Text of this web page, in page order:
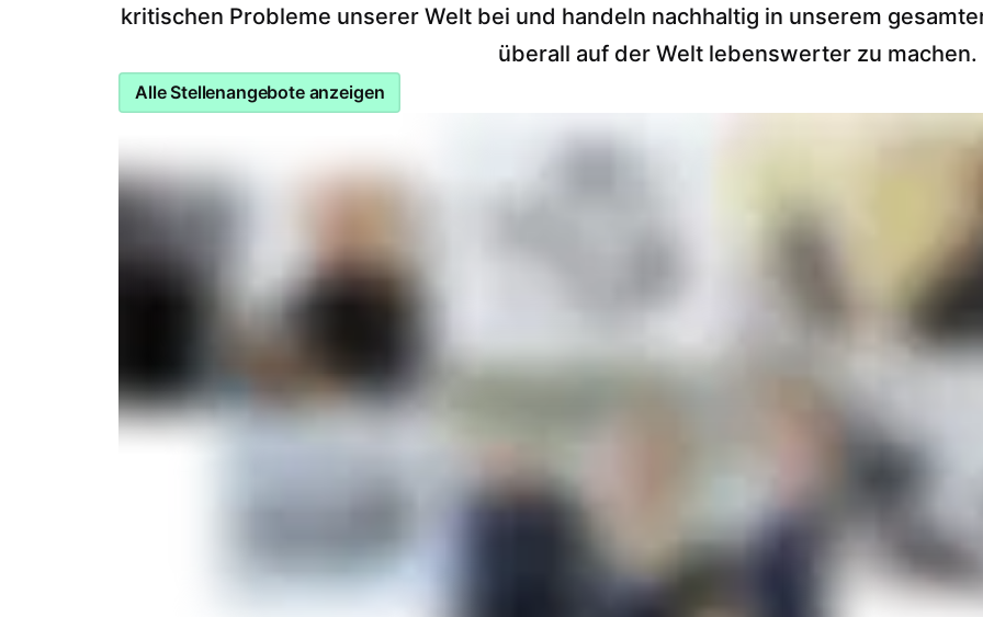
kritischen Probleme unserer Welt bei und handeln nachhaltig in unserem
überall auf der Welt lebenswerter zu machen.
Alle Stellenangebote anzeigen